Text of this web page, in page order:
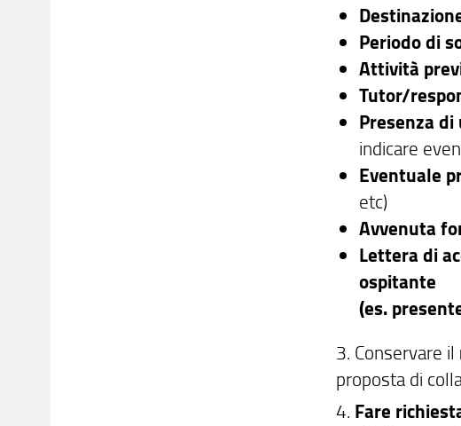
Periodo di
Attività
Tutor/
Presenza
indicare
Eventuale
etc)
Avvenuta
Lettera di
ospitante
(es.
3. Conservare il
proposta di
4. Fare